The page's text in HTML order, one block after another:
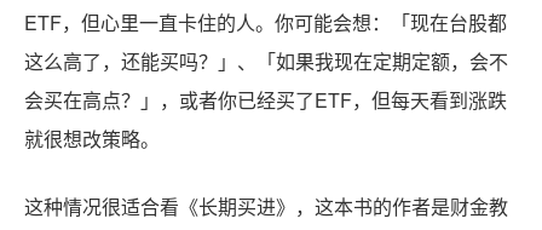
ETF，但心里一直卡住的人。你可能会想：「现在台股都
这么高了，还能买吗？」、「如果我现在定期定额，会不
会买在高点？」，或者你已经买了ETF，但每天看到涨跌
就很想改策略。
这种情况很适合看《长期买进》，这本书的作者是财金教